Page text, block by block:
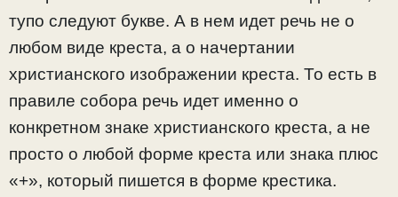
тупо следуют букве. А в нем идет речь не о
любом виде креста, а о начертании
христианского изображении креста. То есть в
правиле собора речь идет именно о
конкретном знаке христианского креста, а не
просто о любой форме креста или знака плюс
«+», который пишется в форме крестика.